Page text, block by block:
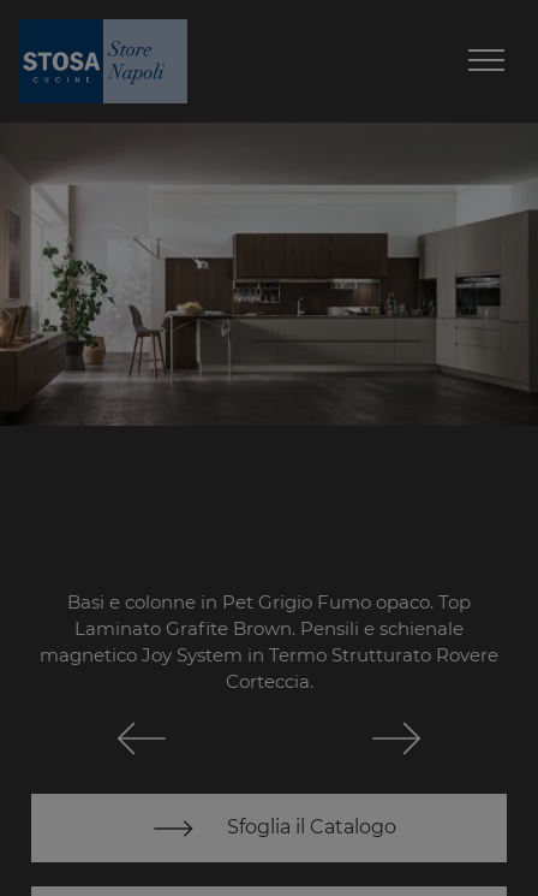
Basi e colonne in Pet Grigio Fumo opaco. Top
Laminato Grafite Brown. Pensili e schienale
magnetico Joy System in Termo Strutturato Rovere
Corteccia.
Sfoglia il Catalogo